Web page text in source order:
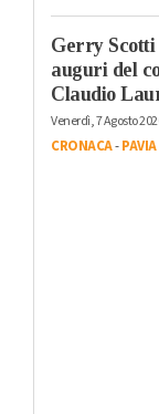
Gerry Scotti
auguri del
Claudio
Venerdì, 7 Agosto
CRONACA-PAVIA